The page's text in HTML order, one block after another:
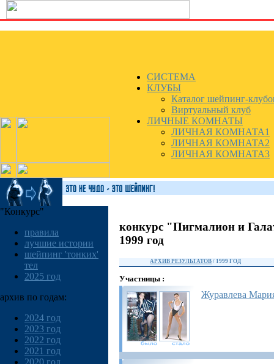
СИСТЕМА
КЛУБЫ
Каталог шейпинг-
Виртуальный клуб
ЛИЧНЫЕ КОМНАТЫ
ЛИЧНАЯ КОМНАТА1
ЛИЧНАЯ КОМНАТА2
ЛИЧНАЯ КОМНАТА3
"Конкурс"
правила
лучшие истории
шейпинг 'тонких'
тел
2025 год
архив по годам:
2024 год
2023 год
2022 год
2021 год
2020 год
конкурс "Пигмалион и
1999 год
АРХИВ РЕЗУЛЬТАТОВ / 1999 ГОД
Участницы :
Журавлева